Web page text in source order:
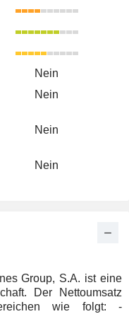
Nein
Nein
Nein
Nein
Group, S.A. ist eine
Der Nettoumsatz
wie folgt: -